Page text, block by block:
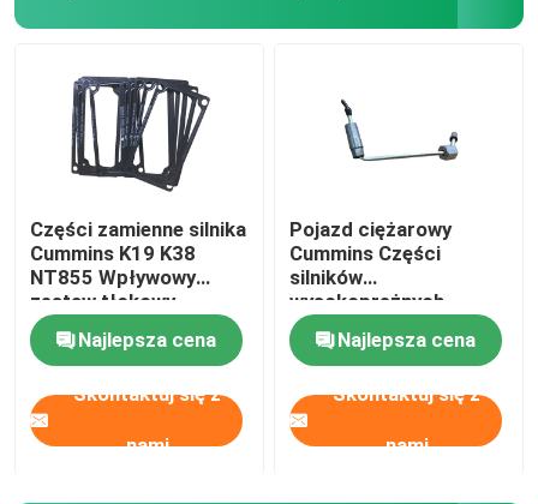
Części zamienne silnika
Cummins K19 K38
NT855 Wpływowy
zestaw tłokowy
3637396
Najlepsza cena
Skontaktuj się z
nami
Pojazd ciężarowy
Cummins Części
silników
wysokoprężnych
Rurociąg paliwowy
oryginalny 3696203
Najlepsza cena
Skontaktuj się z
nami